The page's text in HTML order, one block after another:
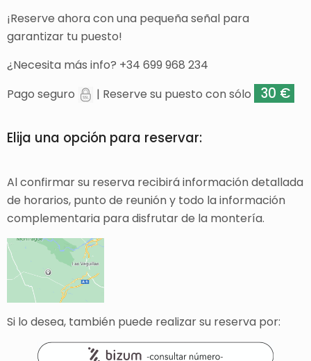
¡Reserve ahora con una pequeña señal para
garantizar tu puesto!
¿Necesita más info? +34 699 968 234
Pago seguro
| Reserve su puesto con sólo 30 €
Elija una opción para reservar:
Al confirmar su reserva recibirá información detallada
de horarios, punto de reunión y todo la información
complementaria para disfrutar de la montería.
Si lo desea, también puede realizar su reserva por: